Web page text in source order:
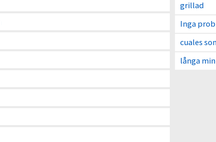
grillad
Inga
cuales
långa